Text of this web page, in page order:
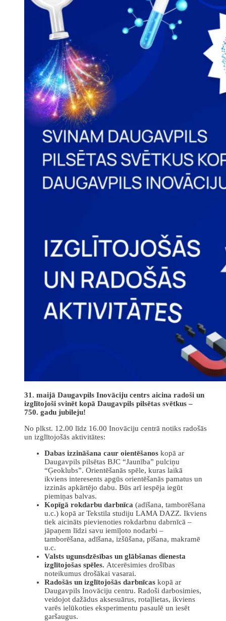
31. maijā Daugavpils Inovāciju centrs aicina radoši un
izglītojoši svinēt kopā Daugavpils pilsētas svētkus –
750. gadu jubileju!
No plkst. 12.00 līdz 16.00 Inovāciju centrā notiks radošās
un izglītojošās aktivitātes:
Dabas izzināšana caur oientēšanos kopā ar
Daugavpils pilsētas BJC “Jaunība” pulciņu
“Ģeoklubs”. Orientēšanās spēle, kuras laikā
ikviens interesents apgūs orientēšanās pamatus un
izzinās apkārtējo dabu. Būs arī iespēja iegūt
piemiņas balvas.
Kopīgā rokdarbu darbnīca (adīšana, tamborēšana
u.c.) kopā ar Tekstila studiju LAMA DAZZ. Ikviens
tiek aicināts pievienoties rokdarbnu dabrnīcā –
jāpaņem līdzi savu iemīļoto nodarbi –
tamborēšana, adīšana, izšūšana, pīšana, makramē
u.c.
Valsts ugunsdzēsības un glābšanas dienesta
izglītojošas spēles. Atcerēsimies drošības
noteikumus drošākai vasarai.
Radošās un izglītojošās darbnīcas kopā ar
Daugavpils Inovāciju centru. Radoši darbosimies,
veidojot dažādus aksesuārus, rotaļlietas, ikviens
varēs ielūkoties eksperimentu pasaulē un iesēt
garšaugus.